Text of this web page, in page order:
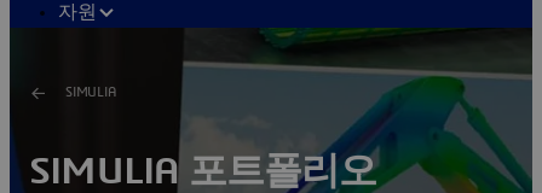
자원
SIMULIA
SIMULIA 포트폴리오